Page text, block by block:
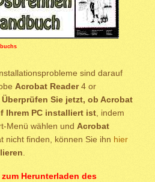
sind darauf
Acrobat Reader4 or
Überprüfen Sie jetzt, ob Acrobat
Ihrem PC installiert ist , indem
Menü wählen und Acrobat
nicht finden, können Sie ihn hier
Herunterladen des